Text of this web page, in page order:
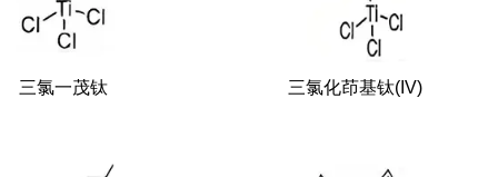
三氯一茂钛 三氯化茚基钛(IV)